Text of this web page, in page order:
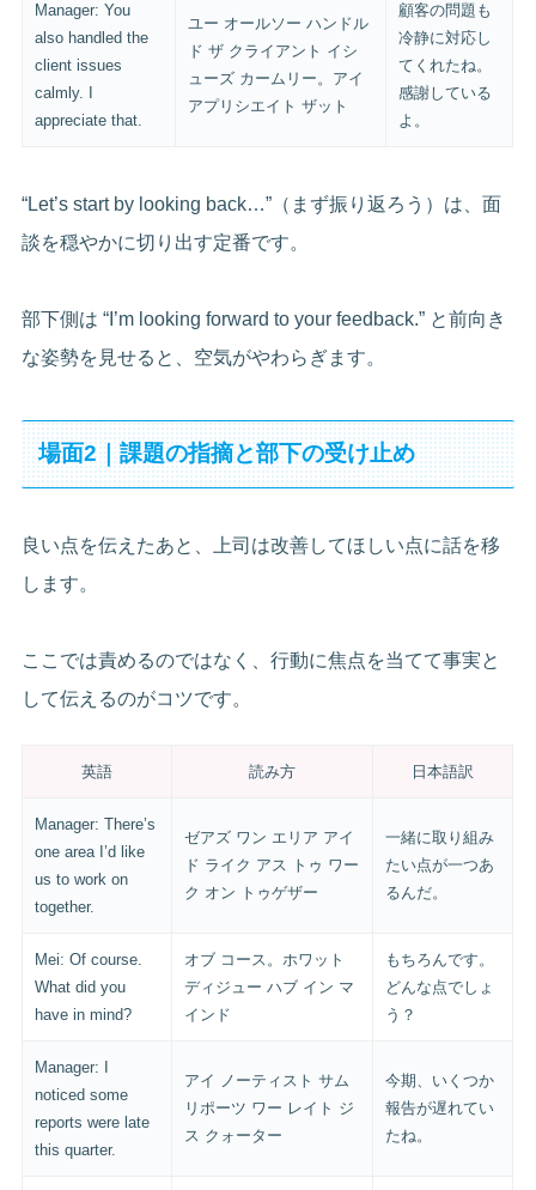
Manager: You
also handled the
client issues
calmly. I
appreciate that.
ユー オールソー ハンドル
ド ザ クライアント イシ
ューズ カームリー。アイ
アプリシエイト ザット
顧客の問題も
冷静に対応し
てくれたね。
感謝している
よ。
“Let’s start by looking back…”（まず振り返ろう）は、面
談を穏やかに切り出す定番です。
部下側は “I’m looking forward to your feedback.” と前向き
な姿勢を見せると、空気がやわらぎます。
場面2｜課題の指摘と部下の受け止め
良い点を伝えたあと、上司は改善してほしい点に話を移
します。
ここでは責めるのではなく、行動に焦点を当てて事実と
して伝えるのがコツです。
英語 読み方 日本語訳
Manager: There’s
one area I’d like
us to work on
together.
ゼアズ ワン エリア アイ
ド ライク アス トゥ ワー
ク オン トゥゲザー
一緒に取り組み
たい点が一つあ
るんだ。
Mei: Of course.
What did you
have in mind?
オブ コース。ホワット
ディジュー ハブ イン マ
インド
もちろんです。
どんな点でしょ
う？
Manager: I
noticed some
reports were late
this quarter.
アイ ノーティスト サム
リポーツ ワー レイト ジ
ス クォーター
今期、いくつか
報告が遅れてい
たね。